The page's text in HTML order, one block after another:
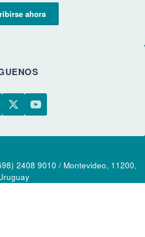
ahora
2408 9010 / Montevideo, 11200,